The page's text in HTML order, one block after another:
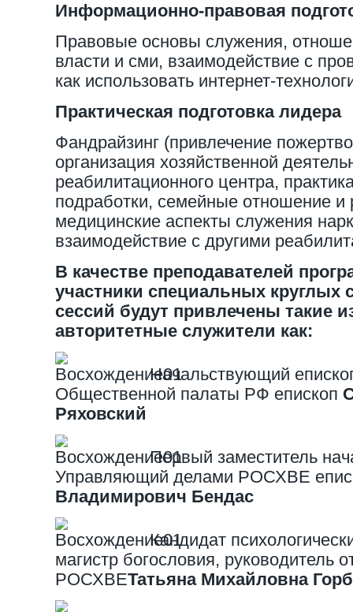
Информационно-правовая
Правовые основы служения,
власти и сми, взаимодействие с
как использовать интернет-
Практическая подготовка лидера
Фандрайзинг (привлечение
организация хозяйственной
реабилитационного центра,
подработки, семейные отношение и
медицинские аспекты служения
взаимодействие с другими
В качестве преподавателей
участники специальных круглых
сессий будут привлечены такие
авторитетные служители как:
Начальствующий
Общественной палаты РФ епископ
Ряховский
Первый заместитель
Управляющий делами РОСХВЕ
Владимирович Бендас
Кандидат
магистр богословия, руководитель
РОСХВЕТатьяна Михайловна